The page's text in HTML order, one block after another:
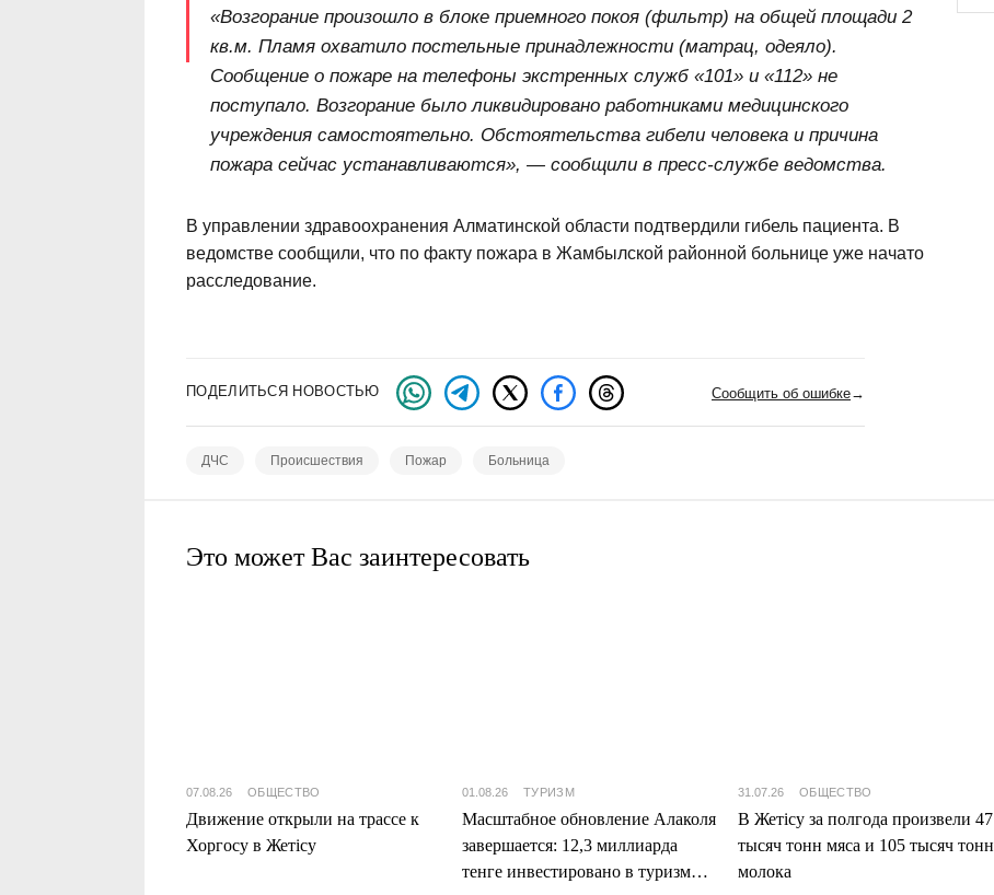
«Возгорание произошло в блоке приемного покоя (фильтр) на общей площади 2
кв.м. Пламя охватило постельные принадлежности (матрац, одеяло).
Сообщение о пожаре на телефоны экстренных служб «101» и «112» не
поступало. Возгорание было ликвидировано работниками медицинского
учреждения самостоятельно. Обстоятельства гибели человека и причина
пожара сейчас устанавливаются», — сообщили в пресс-службе ведомства.
В управлении здравоохранения Алматинской области подтвердили гибель пациента. В
ведомстве сообщили, что по факту пожара в Жамбылской районной больнице уже начато
расследование.
ПОДЕЛИТЬСЯ НОВОСТЬЮ Сообщить об ошибке→
ДЧС Происшествия Пожар Больница
Это может Вас заинтересовать
07.08.26 ОБЩЕСТВО
Движение открыли на трассе к
Хоргосу в Жетісу
01.08.26 ТУРИЗМ
Масштабное обновление Алаколя
завершается: 12,3 миллиарда
тенге инвестировано в туризм
31.07.26 ОБЩЕСТВО
В Жетісу за полгода произвели 47
тысяч тонн мяса и 105 тысяч тонн
молока